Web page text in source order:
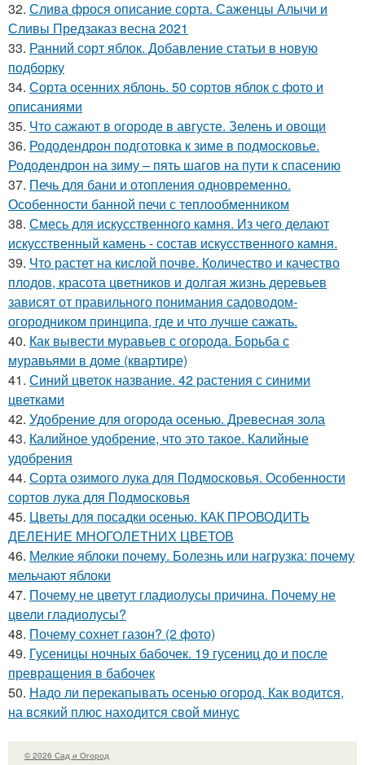
32. Слива фрося описание сорта. Саженцы Алычи и
Сливы Предзаказ весна 2021
33. Ранний сорт яблок. Добавление статьи в новую
подборку
34. Сорта осенних яблонь. 50 сортов яблок с фото и
описаниями
35. Что сажают в огороде в августе. Зелень и овощи
36. Рододендрон подготовка к зиме в подмосковье.
Рододендрон на зиму – пять шагов на пути к спасению
37. Печь для бани и отопления одновременно.
Особенности банной печи с теплообменником
38. Смесь для искусственного камня. Из чего делают
искусственный камень - состав искусственного камня.
39. Что растет на кислой почве. Количество и качество
плодов, красота цветников и долгая жизнь деревьев
зависят от правильного понимания садоводом-
огородником принципа, где и что лучше сажать.
40. Как вывести муравьев с огорода. Борьба с
муравьями в доме (квартире)
41. Синий цветок название. 42 растения с синими
цветками
42. Удобрение для огорода осенью. Древесная зола
43. Калийное удобрение, что это такое. Калийные
удобрения
44. Сорта озимого лука для Подмосковья. Особенности
сортов лука для Подмосковья
45. Цветы для посадки осенью. КАК ПРОВОДИТЬ
ДЕЛЕНИЕ МНОГОЛЕТНИХ ЦВЕТОВ
46. Мелкие яблоки почему. Болезнь или нагрузка: почему
мельчают яблоки
47. Почему не цветут гладиолусы причина. Почему не
цвели гладиолусы?
48. Почему сохнет газон? (2 фото)
49. Гусеницы ночных бабочек. 19 гусениц до и после
превращения в бабочек
50. Надо ли перекапывать осенью огород. Как водится,
на всякий плюс находится свой минус
© 2026 Сад и Огород